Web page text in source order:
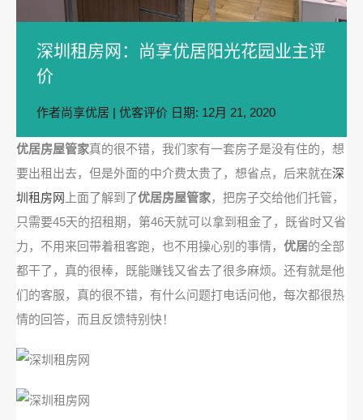
深圳租房网：尚享优居阳光花园业主评
价
作者尚享优居 | 优客评价 日期: 12月 21, 2020
优居房屋管家真的很不错，我们家有一套房子是没有住的，想
要出租出去，但是外面的中介费太贵了，想省点，后来就在深
圳租房网 上面了解到了优居房屋管家，把房子交给他们托管，
只需要45天的招租期，第46天就可以拿到租金了，既省时又省
力，不用来回带着租客跑，也不用操心别的事情， 优居的全部
都干了，真的很棒，既能赚钱又省去了很多麻烦。还有就是他
们的客服，真的很不错，有什么问题打电话问他，每次都很热
情的回答，而且反馈特别快！